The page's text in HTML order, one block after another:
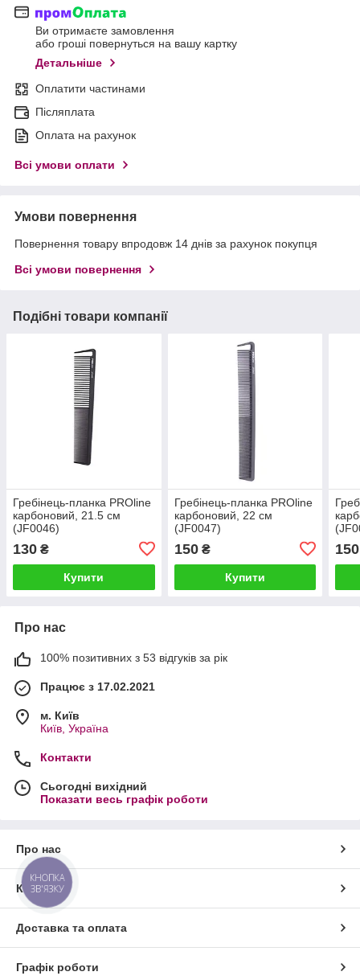
Ви отримаєте замовлення
або гроші повернуться на вашу картку
Детальніше
Оплатити частинами
Післяплата
Оплата на рахунок
Всі умови оплати
Умови повернення
Повернення товару впродовж 14 днів за рахунок покупця
Всі умови повернення
Подібні товари компанії
Гребінець-планка PROline
карбоновий, 21.5 см
(JF0046)
130 ₴
Купити
Гребінець-планка PROline
карбоновий, 22 см
(JF0047)
150₴
Купити
150
Про нас
100% позитивних з 53 відгуків за рік
Працює з 17.02.2021
м. Київ
Київ, Україна
Контакти
Сьогодні вихідний
Показати весь графік роботи
Про нас
Контакти
Доставка та оплата
Графік роботи
КНОПКА
ЗВ'ЯЗКУ